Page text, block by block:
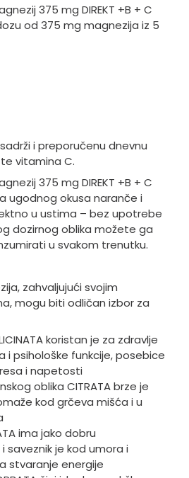
375 mg DIREKT +B + C
od 375 mg magnezija iz 5
i preporučenu dnevnu
vitamina C.
375 mg DIREKT +B + C
ugodnog okusa naranče i
u ustima – bez upotrebe
dozirnog oblika možete ga
u svakom trenutku.
zahvaljujući svojim
mogu biti odličan izbor za
koristan je za zdravlje
i psihološke funkcije, posebice
i napetosti
oblika CITRATA brze je
kod grčeva mišća i u
ima jako dobru
saveznik je kod umora i
stvaranje energije